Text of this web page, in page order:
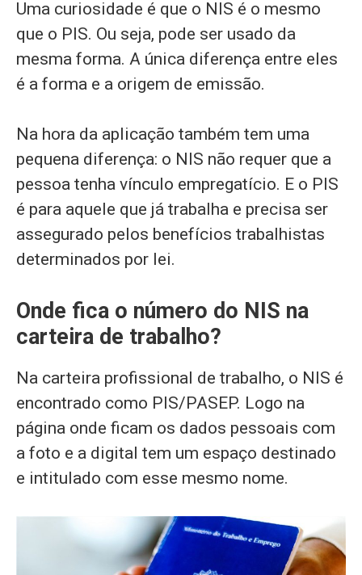
Uma curiosidade é que o NIS é o mesmo
que o PIS. Ou seja, pode ser usado da
mesma forma. A única diferença entre eles
é a forma e a origem de emissão.
Na hora da aplicação também tem uma
pequena diferença: o NIS não requer que a
pessoa tenha vínculo empregatício. E o PIS
é para aquele que já trabalha e precisa ser
assegurado pelos benefícios trabalhistas
determinados por lei.
Onde fica o número do NIS na
carteira de trabalho?
Na carteira profissional de trabalho, o NIS é
encontrado como PIS/PASEP. Logo na
página onde ficam os dados pessoais com
a foto e a digital tem um espaço destinado
e intitulado com esse mesmo nome.